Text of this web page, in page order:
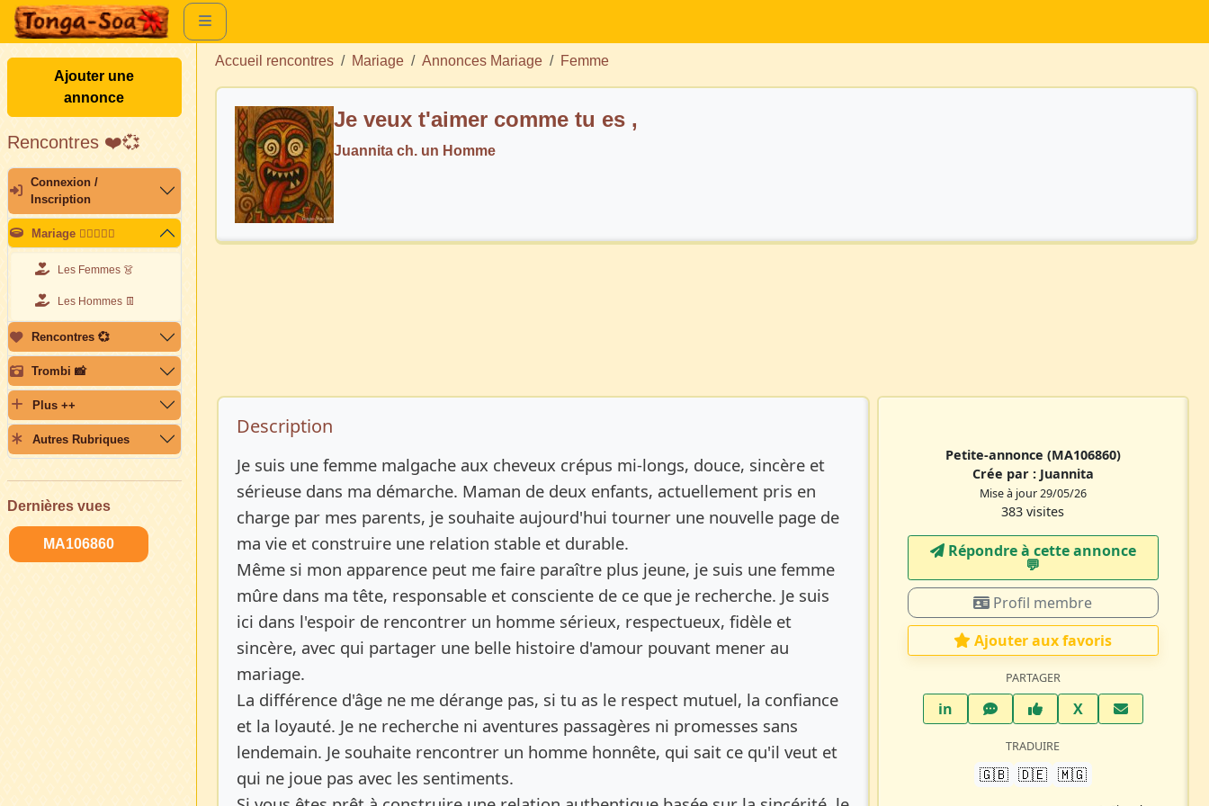
Ajouter une
annonce
Rencontres ❤️💞
Connexion /
Inscription
Mariage 👩🏽‍❤️‍👨🏽
Les Femmes 👗
Les Hommes 👖
Rencontres 💞
Trombi 📸
Plus ++
Autres Rubriques
Dernières vues
MA106860
Accueil rencontres Mariage Annonces Mariage Femme
Je veux t'aimer comme tu es ,
Juannita ch. un Homme
Description de l’annonce
Description
Je suis une femme malgache aux cheveux crépus mi-longs, douce, sincère et
sérieuse dans ma démarche. Maman de deux enfants, actuellement pris en
charge par mes parents, je souhaite aujourd'hui tourner une nouvelle page de
ma vie et construire une relation stable et durable.
Même si mon apparence peut me faire paraître plus jeune, je suis une femme
mûre dans ma tête, responsable et consciente de ce que je recherche. Je suis
ici dans l'espoir de rencontrer un homme sérieux, respectueux, fidèle et
sincère, avec qui partager une belle histoire d'amour pouvant mener au
mariage.
La différence d'âge ne me dérange pas, si tu as le respect mutuel, la confiance
et la loyauté. Je ne recherche ni aventures passagères ni promesses sans
lendemain. Je souhaite rencontrer un homme honnête, qui sait ce qu'il veut et
qui ne joue pas avec les sentiments.
Petite-annonce (MA106860)
Crée par : Juannita
Mise à jour 29/05/26
383 visites
Répondre à cette annonce
💬​
Profil membre
Ajouter aux favoris
PARTAGER
inLinkedInWhatsAppFacebook
XTwitter X
TRADUIRE
🇬🇧 🇩🇪 🇲🇬